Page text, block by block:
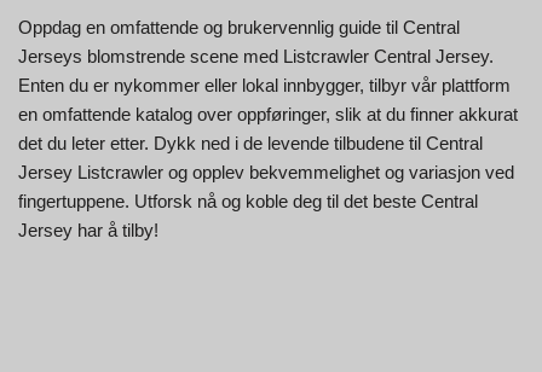
Oppdag en omfattende og brukervennlig guide til Central
Jerseys blomstrende scene med Listcrawler Central Jersey.
Enten du er nykommer eller lokal innbygger, tilbyr vår plattform
en omfattende katalog over oppføringer, slik at du finner akkurat
det du leter etter. Dykk ned i de levende tilbudene til Central
Jersey Listcrawler og opplev bekvemmelighet og variasjon ved
fingertuppene. Utforsk nå og koble deg til det beste Central
Jersey har å tilby!